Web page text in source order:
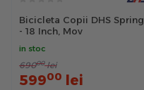
Bicicleta Copii DHS Spring
- 18 Inch, Mov
in stoc
69000 lei
59900 lei